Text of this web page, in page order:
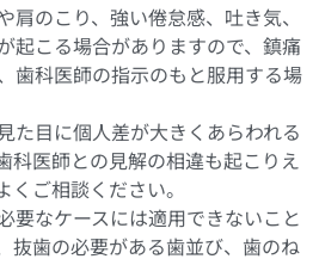
肩のこり、強い倦怠感、吐き気、
起こる場合がありますので、鎮痛
歯科医師の指示のもと服用する場
た目に個人差が大きくあらわれる
科医師との見解の相違も起こりえ
くご相談ください。
要なケースには適用できないこと
抜歯の必要がある歯並び、歯のね